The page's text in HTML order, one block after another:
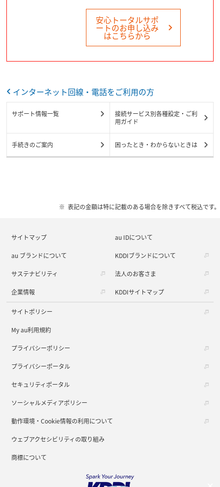
安心トータルサポ
ートのお申し込み
はこちらから
インターネット回線・電話をご利用の方
サポート情報一覧
接続サービス別各種設定・ご利
用ガイド
手続きのご案内 困ったとき・わからないときは
表記の金額は特に記載のある場合を除きすべて税込です。
サイトマップ au IDについて
au ブランドについて KDDIブランドについて
サステナビリティ 法人のお客さま
企業情報 KDDIサイトマップ
サイトポリシー
My au利用規約
プライバシーポリシー
プライバシーポータル
セキュリティポータル
ソーシャルメディアポリシー
動作環境・Cookie情報の利用について
ウェブアクセシビリティの取り組み
商標について